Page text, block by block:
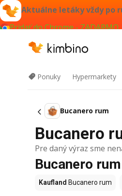
Aktuálne letáky vždy po
Pridať do Chrome - ZADARMO
Ponuky Hypermarkety
Bucanero rum
Bucanero
Pre daný výraz sme
Bucanero
Kaufland Bucanero rum